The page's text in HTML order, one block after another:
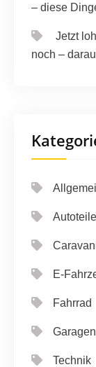
– diese
Jetzt
noch –
Autoteile
E-
Fahrrad
Garagen
Technik